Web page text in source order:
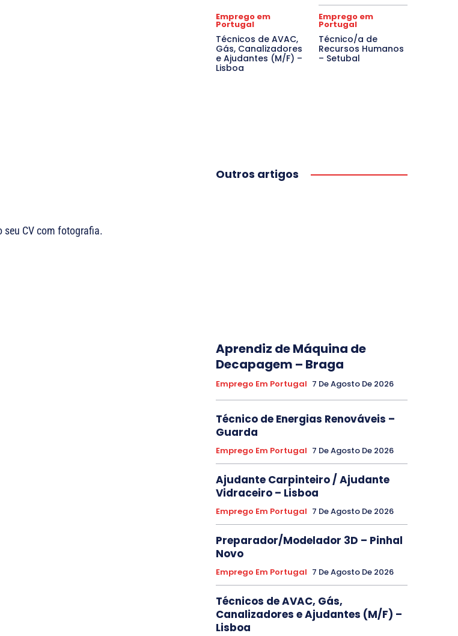
seu CV com fotografia.
Emprego em
Portugal
Técnicos de AVAC,
Gás, Canalizadores
e Ajudantes (M/F) –
Lisboa
Emprego em
Portugal
Técnico/a de
Recursos Humanos
– Setubal
Outros artigos
Aprendiz de Máquina de
Decapagem – Braga
Emprego Em Portugal 7 De Agosto De 2026
Técnico de Energias Renováveis –
Guarda
Emprego Em Portugal 7 De Agosto De 2026
Ajudante Carpinteiro / Ajudante
Vidraceiro – Lisboa
Emprego Em Portugal 7 De Agosto De 2026
Preparador/Modelador 3D – Pinhal
Novo
Emprego Em Portugal 7 De Agosto De 2026
Técnicos de AVAC, Gás,
Canalizadores e Ajudantes (M/F) –
Lisboa